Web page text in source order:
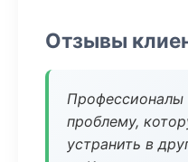
Отзывы
Профессионалы
проблему,
устранить в